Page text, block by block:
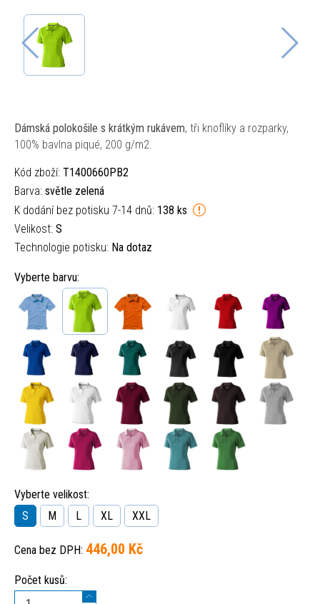
Dámská polokošile s krátkým rukávem, tři knoflíky a rozparky,
100% bavlna piqué, 200 g/m2.
Kód zboží: T1400660PB2
Barva: světle zelená
K dodání bez potisku 7-14 dnů: 138 ks
Velikost: S
Technologie potisku: Na dotaz
Vyberte barvu:
Vyberte velikost:
S
M L XL XXL
Cena bez DPH: 446,00 Kč
Počet kusů: